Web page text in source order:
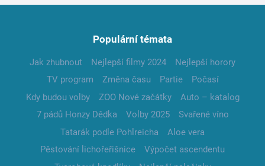
Populární témata
Jak zhubnout Nejlepší filmy 2024
Nejlepší horory
TV program
Změna času Partie
Počasí
Kdy budou volby
ZOO Nové začátky
Auto – katalog
7 pádů Honzy Dědka
Volby 2025
Svařené víno
Tatarák podle Pohlreicha
Aloe vera
Pěstování lichořeřišnice
Výpočet ascendentu